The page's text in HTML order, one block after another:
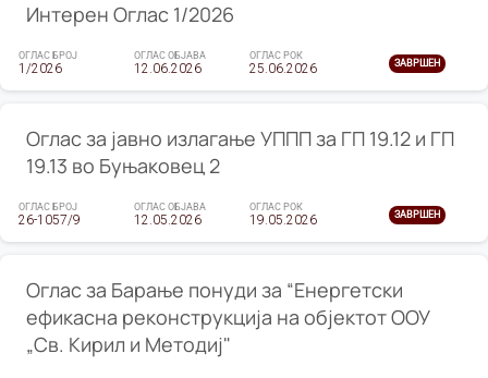
Интерен Оглас 1/2026
ОГЛАС БРОЈ
1/2026
ОГЛАС ОБЈАВА
12.06.2026
ОГЛАС РОК
25.06.2026 ЗАВРШЕН
Оглас за јавно излагање УППП за ГП 19.12 и ГП
19.13 во Буњаковец 2
ОГЛАС БРОЈ
26-1057/9
ОГЛАС ОБЈАВА
12.05.2026
ОГЛАС РОК
19.05.2026 ЗАВРШЕН
Оглас за Барање понуди за “Енергетски
ефикасна реконструкција на објектот ООУ
„Св. Кирил и Методиј"